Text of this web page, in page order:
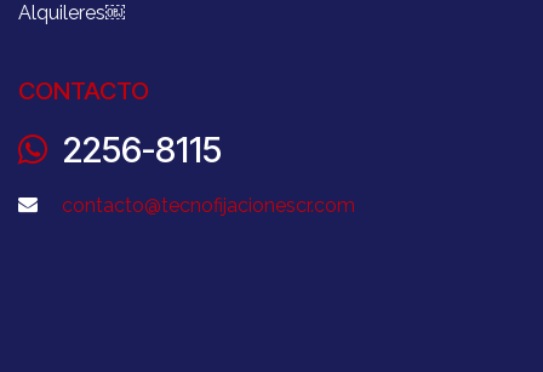
Alquileres￼
CONTACTO
2256-8115
contacto@tecnofijacionescr.com